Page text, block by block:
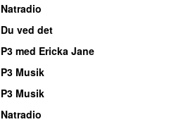
Natradio
Du ved det
P3 med Ericka Jane
P3 Musik
P3 Musik
Natradio